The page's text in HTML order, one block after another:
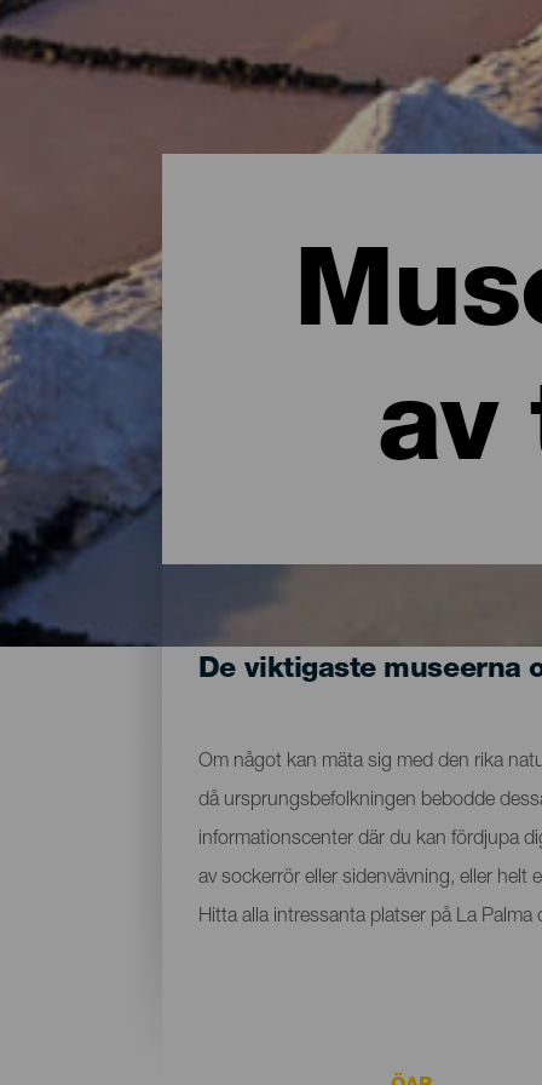
av
De viktigaste museerna
Om något kan mäta sig med den rika
då ursprungsbefolkningen bebodde
informationscenter där du kan fördjupa
av sockerrör eller sidenvävning, eller
Hitta alla intressanta platser på La